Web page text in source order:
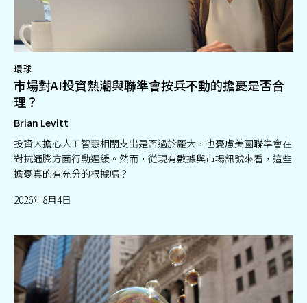
環球
市場對AI投資熱潮與聯準會按兵不動的擔憂是否合
理？
Brian Levitt
投資人擔心人工智慧相關支出是否過於龐大，也憂慮美國聯準會在
對抗通膨方面行動遲緩。然而，從現有數據與市場訊號來看，這些
擔憂真的有充分的根據嗎？
2026年8月4日